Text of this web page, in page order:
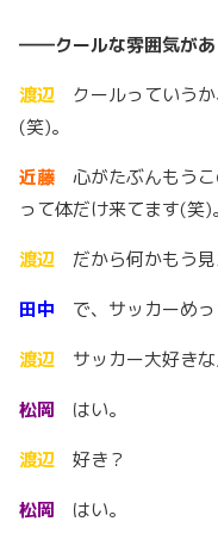
――クールな雰囲気があ
渡辺
クールっていう
(笑)。
近藤
心がたぶんもう
って体だけ来てます(笑)。
渡辺
だから何かもう
田中
で、サッカーめ
渡辺
サッカー大好き
松岡
はい。
渡辺
好き？
松岡
はい。